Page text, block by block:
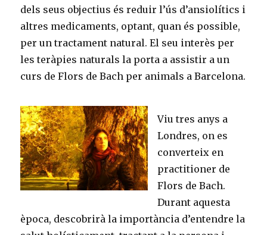
dels seus objectius és reduir l’ús d’ansiolítics i
altres medicaments, optant, quan és possible,
per un tractament natural. El seu interès per
les teràpies naturals la porta a assistir a un
curs de Flors de Bach per animals a Barcelona.
Viu tres anys a
Londres, on es
converteix en
practitioner de
Flors de Bach.
Durant aquesta
època, descobrirà la importància d’entendre la